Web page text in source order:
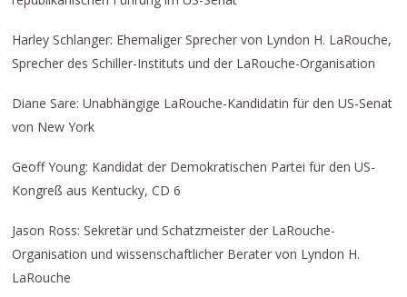
Harley Schlanger: Ehemaliger Sprecher von Lyndon H. LaRouche,
Sprecher des Schiller-Instituts und der LaRouche-Organisation
Diane Sare: Unabhängige LaRouche-Kandidatin für den US-Senat
von New York
Geoff Young: Kandidat der Demokratischen Partei für den US-
Kongreß aus Kentucky, CD 6
Jason Ross: Sekretär und Schatzmeister der LaRouche-
Organisation und wissenschaftlicher Berater von Lyndon H.
LaRouche